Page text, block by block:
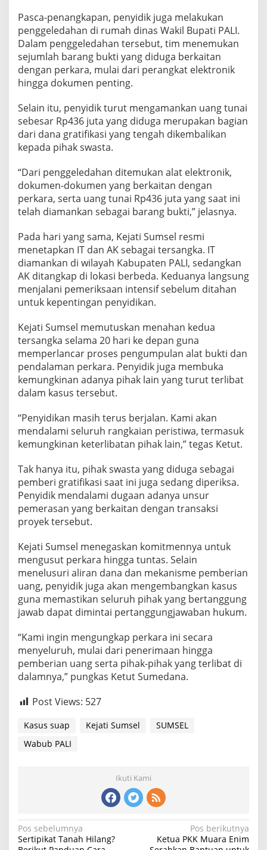
Pasca-penangkapan, penyidik juga melakukan
penggeledahan di rumah dinas Wakil Bupati PALI.
Dalam penggeledahan tersebut, tim menemukan
sejumlah barang bukti yang diduga berkaitan
dengan perkara, mulai dari perangkat elektronik
hingga dokumen penting.
Selain itu, penyidik turut mengamankan uang tunai
sebesar Rp436 juta yang diduga merupakan bagian
dari dana gratifikasi yang tengah dikembalikan
kepada pihak swasta.
“Dari penggeledahan ditemukan alat elektronik,
dokumen-dokumen yang berkaitan dengan
perkara, serta uang tunai Rp436 juta yang saat ini
telah diamankan sebagai barang bukti,” jelasnya.
Pada hari yang sama, Kejati Sumsel resmi
menetapkan IT dan AK sebagai tersangka. IT
diamankan di wilayah Kabupaten PALI, sedangkan
AK ditangkap di lokasi berbeda. Keduanya langsung
menjalani pemeriksaan intensif sebelum ditahan
untuk kepentingan penyidikan.
Kejati Sumsel memutuskan menahan kedua
tersangka selama 20 hari ke depan guna
memperlancar proses pengumpulan alat bukti dan
pendalaman perkara. Penyidik juga membuka
kemungkinan adanya pihak lain yang turut terlibat
dalam kasus tersebut.
“Penyidikan masih terus berjalan. Kami akan
mendalami seluruh rangkaian peristiwa, termasuk
kemungkinan keterlibatan pihak lain,” tegas Ketut.
Tak hanya itu, pihak swasta yang diduga sebagai
pemberi gratifikasi saat ini juga sedang diperiksa.
Penyidik mendalami dugaan adanya unsur
pemerasan yang berkaitan dengan transaksi
proyek tersebut.
Kejati Sumsel menegaskan komitmennya untuk
mengusut perkara hingga tuntas. Selain
menelusuri aliran dana dan mekanisme pemberian
uang, penyidik juga akan mengembangkan kasus
guna memastikan seluruh pihak yang bertanggung
jawab dapat dimintai pertanggungjawaban hukum.
“Kami ingin mengungkap perkara ini secara
menyeluruh, mulai dari penerimaan hingga
pemberian uang serta pihak-pihak yang terlibat di
dalamnya,” pungkas Ketut Sumedana.
Post Views: 527
Kasus suap Kejati Sumsel
SUMSEL
Wabub PALI
Ikuti Kami
Navigasi
Pos sebelumnya
Sertipikat Tanah Hilang?
Pos berikutnya
Ketua PKK Muara Enim